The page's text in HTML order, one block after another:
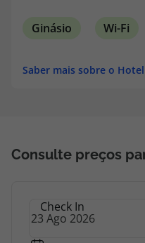
Ginásio Wi-Fi
Saber mais sobre o Hotel
Consulte preços
Check In